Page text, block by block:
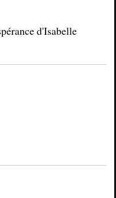
d'Isabelle